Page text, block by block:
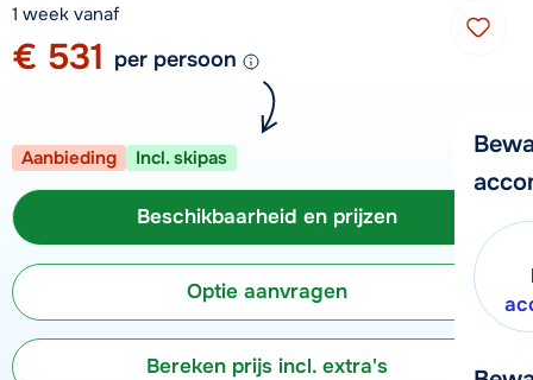
1 week vanaf
€ 531 per persoon
Aanbieding Incl. skipas
Beschikbaarheid en prijzen
Optie aanvragen
Bereken prijs incl. extra's